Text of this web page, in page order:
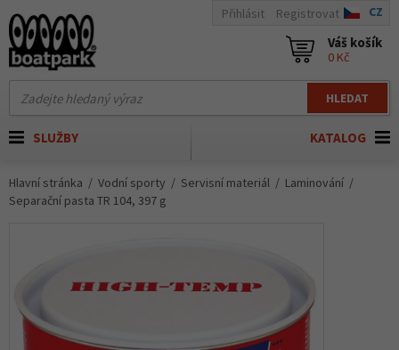
HLEDAT
Přihlásit Registrovat CZ
Váš košík
0 Kč
KATALOG
SLUŽBY
Hlavní stránka Vodní sporty Servisní materiál
Laminování
Separační pasta TR 104, 397 g